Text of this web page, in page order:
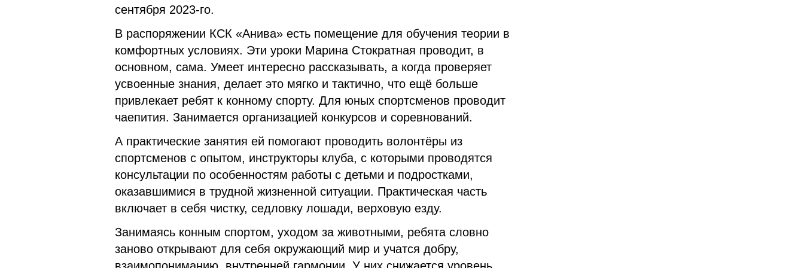
сентября 2023-го.
В распоряжении КСК «Анива» есть помещение для обучения теории в
комфортных условиях. Эти уроки Марина Стократная проводит, в
основном, сама. Умеет интересно рассказывать, а когда проверяет
усвоенные знания, делает это мягко и тактично, что ещё больше
привлекает ребят к конному спорту. Для юных спортсменов проводит
чаепития. Занимается организацией конкурсов и соревнований.
А практические занятия ей помогают проводить волонтёры из
спортсменов с опытом, инструкторы клуба, с которыми проводятся
консультации по особенностям работы с детьми и подростками,
оказавшимися в трудной жизненной ситуации. Практическая часть
включает в себя чистку, седловку лошади, верховую езду.
Занимаясь конным спортом, уходом за животными, ребята словно
заново открывают для себя окружающий мир и учатся добру,